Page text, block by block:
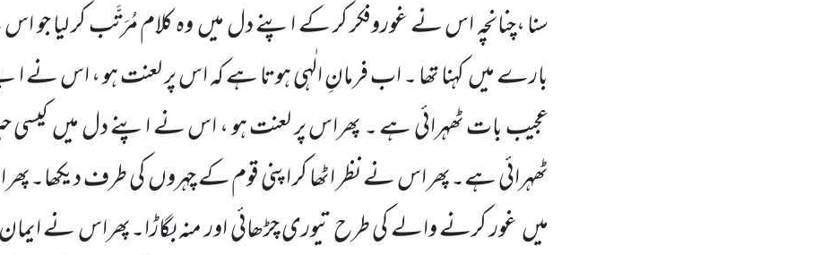
سنا ،چنانچہ اس نے غوروفکر کر کے اپنے دل میں وہ کلام مُرَتَّب کر لیا
بارے میں کہنا تھا ۔ اب فرمانِ الٰہی ہوتا ہے کہ اس پر لعنت ہو ، اس نے
عجیب بات ٹھہرائی ہے ۔ پھراس پر لعنت ہو ، اس نے اپنے دل میں کیسی
ٹھہرائی ہے۔پھر اس نے نظر اٹھا کر اپنی قوم کے چہروں کی طرف
میں غور کرنے والے کی طرح تیوری چڑھائی اور منہ بگاڑا۔پھراس نے